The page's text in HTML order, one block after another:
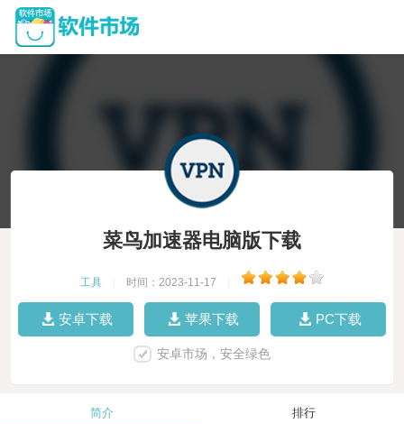
菜鸟加速器电脑版下载
工具 时间：2023-11-17
安卓下载 苹果下载 PC下载
安卓市场，安全绿色
简介 排行